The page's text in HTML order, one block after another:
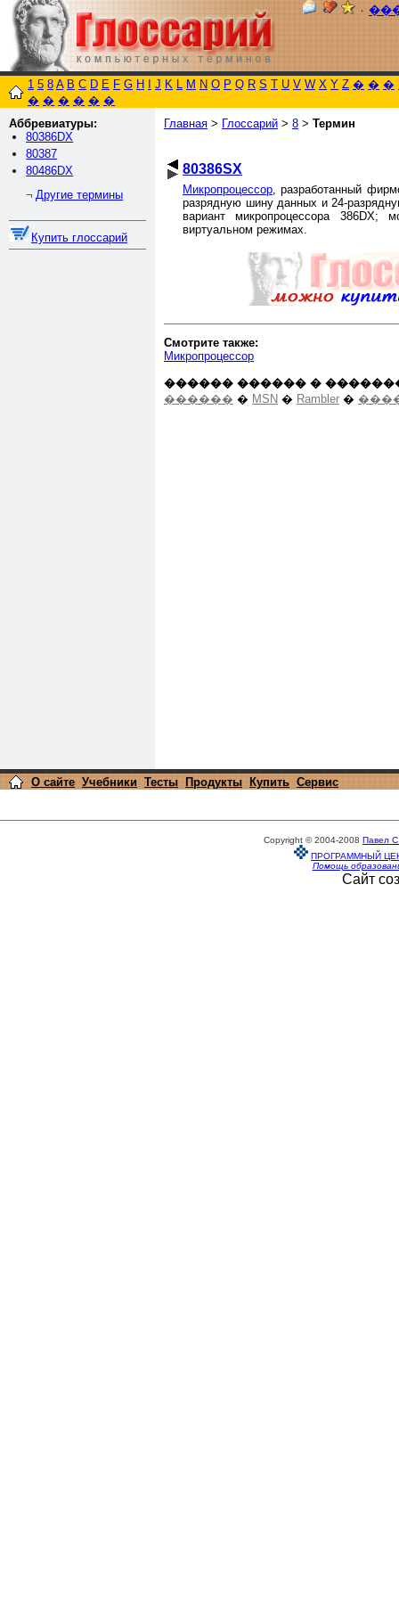
٠
1 5 8 A B C D E F G H J K L M N O P Q R S T U V W X Y Z � � �
� � � � � �
Аббревиатуры:
80386DX
80387
80486DX
¬ Другие термины
Купить глоссарий
Главная > Глоссарий > 8 > Термин
80386SX
Микропроцессор, разработанный
разрядную шину данных и 24-
вариант микропроцессора
виртуальном режимах.
Смотрите также:
Микропроцессор
������ ������ �
������ � MSN � Rambler �
О сайте Учебники Тесты Продукты Купить Сервис
Copyright © 2004-2008 Павел
ПРОГРАММНЫЙ
Помощь
Сайт